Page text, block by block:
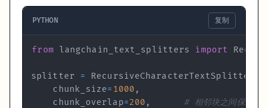
for doc in docs
prompt = ChatPromptTemplate.from_template(
基于以下上下文回答问题。回答时注明信息来源。
PYTHON 复制
from langchain_text_splitters import
splitter = RecursiveCharacterTextSplitter
    chunk_size
= 1000 ,
    chunk_overlap
=200 ,
# 相邻块之间保留一